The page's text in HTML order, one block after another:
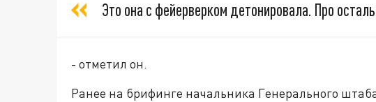
Это она с фейерверком детонировала. Про
- отметил он.
Ранее на брифинге начальника Генерального